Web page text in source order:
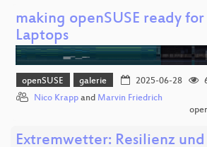
making openSUSE ready
Laptops
openSUSE galerie 2025-06-28
Nico Krapp and Marvin Friedrich
Extremwetter: Resilienz und